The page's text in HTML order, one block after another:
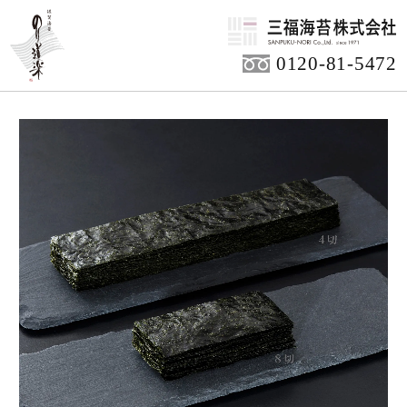
0120-81-5472
HOME 商品アイテム